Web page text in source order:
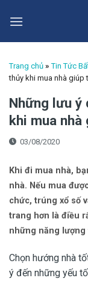
Trang chủ »Tin Tức
thủy khi mua nhà giúp
Những lưu ý
khi mua
03/08/2020
Khi đi mua nhà,
nhà. Nếu mua
chức, trúng xổ số
trang hơn là điều
những năng lượng
Chọn hướng nhà
ý đến những yếu